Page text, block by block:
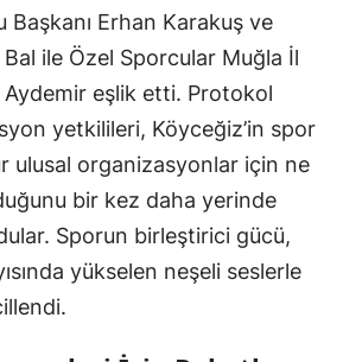
Başkanı Erhan Karakuş ve
Bal ile Özel Sporcular Muğla İl
eşlik etti. Protokol
yetkilileri, Köyceğiz’in spor
ulusal organizasyonlar için ne
bir kez daha yerinde
Sporun birleştirici gücü,
yükselen neşeli seslerle